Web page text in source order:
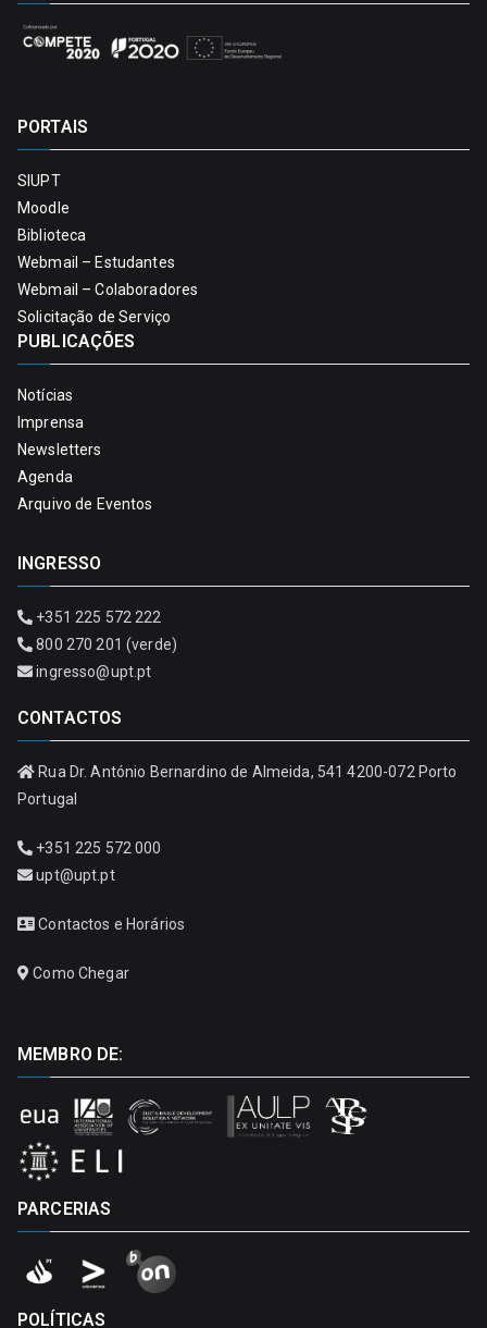
PORTAIS
SIUPT
Moodle
Biblioteca
Webmail – Estudantes
Webmail – Colaboradores
Solicitação de Serviço
PUBLICAÇÕES
Notícias
Imprensa
Newsletters
Agenda
Arquivo de Eventos
INGRESSO
+351 225 572 222
800 270 201 (verde)
ingresso@upt.pt
CONTACTOS
Rua Dr. António Bernardino de Almeida, 541 4200-072 Porto
Portugal
+351 225 572 000
upt@upt.pt
Contactos e Horários
Como Chegar
MEMBRO DE:
PARCERIAS
POLÍTICAS